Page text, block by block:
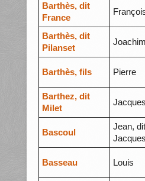
Barthès, dit
France
Barthès, dit
Pilanset
Joachim
Barthès, fils Pierre
Barthez, dit
Milet
Jacques
Bascoul
Jean, dit
Jacques
Basseau Louis